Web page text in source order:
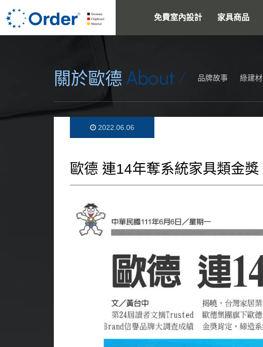
免費室內設計 家具商品
關於歐德 About 品牌故事 綠建材
2022.06.06
歐德 連14年奪系統家具類金獎